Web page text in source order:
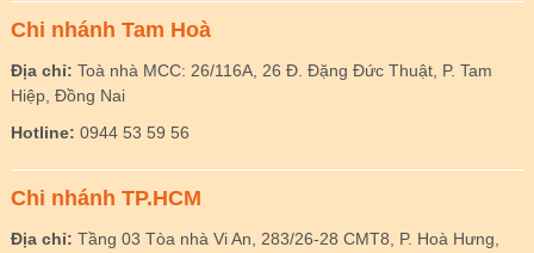
Chi nhánh Tam Hoà
Địa chỉ: Toà nhà MCC: 26/116A, 26 Đ. Đặng Đức Thuật, P. Tam
Hiệp, Đồng Nai
Hotline: 0944 53 59 56
Chi nhánh TP.HCM
Địa chỉ: Tầng 03 Tòa nhà Vi An, 283/26-28 CMT8, P. Hoà Hưng,